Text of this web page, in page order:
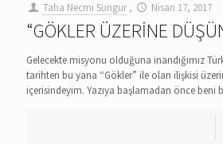
Taha Necmi Sungur , Nisan 17, 2017
“GÖKLER ÜZERİNE
Gelecekte misyonu olduğuna inandığımız
tarihten bu yana “Gökler” ile olan ilişkisi
içerisindeyim. Yazıya başlamadan önce beni